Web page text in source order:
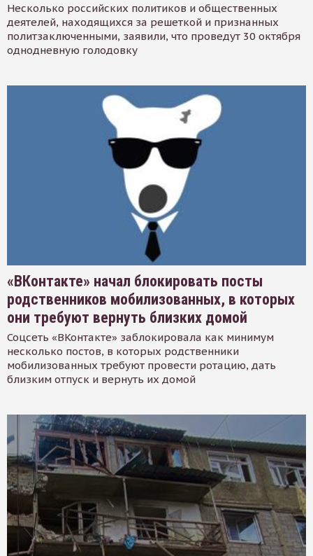
Несколько российских политиков и общественных
деятелей, находящихся за решеткой и признанных
политзаключенными, заявили, что проведут 30 октября
однодневную голодовку
«ВКонтакте» начал блокировать посты
родственников мобилизованных, в которых
они требуют вернуть близких домой
Соцсеть «ВКонтакте» заблокировала как минимум
несколько постов, в которых родственники
мобилизованных требуют провести ротацию, дать
близким отпуск и вернуть их домой